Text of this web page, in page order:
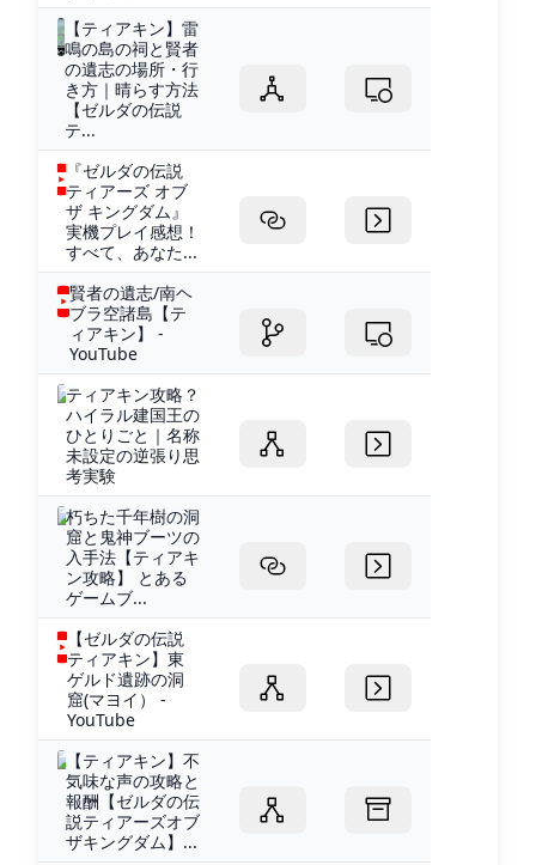
【ティアキン】雷
鳴の島の祠と賢者
の遺志の場所・行
き方｜晴らす方法
【ゼルダの伝説
テ...
『ゼルダの伝説
ティアーズ オブ
ザ キングダム』
実機プレイ感想！
すべて、あなた...
賢者の遺志/南ヘ
ブラ空諸島【テ
ィアキン】 -
YouTube
ティアキン攻略？
ハイラル建国王の
ひとりごと｜名称
未設定の逆張り思
考実験
朽ちた千年樹の洞
窟と鬼神ブーツの
入手法【ティアキ
ン攻略】 とある
ゲームブ...
【ゼルダの伝説
ティアキン】東
ゲルド遺跡の洞
窟(マヨイ） -
YouTube
【ティアキン】不
気味な声の攻略と
報酬【ゼルダの伝
説ティアーズオブ
ザキングダム】...